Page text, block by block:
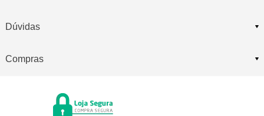
Dúvidas
Compras